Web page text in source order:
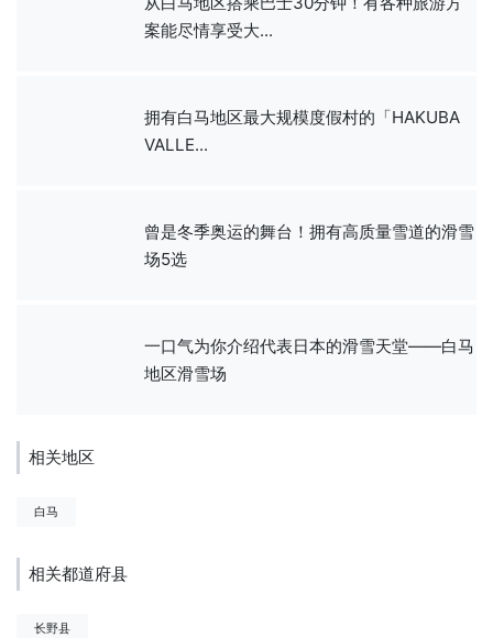
案能尽情享受大...
拥有白马地区最大规模度假村的「HAKUBA
VALLE...
曾是冬季奥运的舞台！拥有高质量雪道的滑雪
场5选
一口气为你介绍代表日本的滑雪天堂——白马
地区滑雪场
相关地区
白马
相关都道府县
长野县